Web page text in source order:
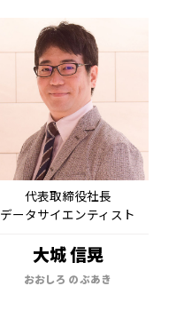
代表取締役社長
データサイエンティスト
大城 信晃
おおしろ のぶあき